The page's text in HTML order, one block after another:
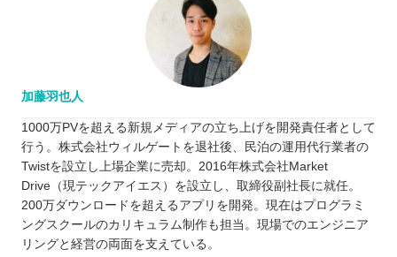
加藤羽也人
1000万PVを超える新規メディアの立ち上げを開発責任者として
行う。株式会社ウィルゲートを退社後、民泊の運用代行業者の
Twistを設立し上場企業に売却。2016年株式会社Market
Drive（現テックアイエス）を設立し、取締役副社長に就任。
200万ダウンロードを超えるアプリを開発。現在はプログラミ
ングスクールのカリキュラム制作も担当。現場でのエンジニア
リングと経営の両面を支えている。